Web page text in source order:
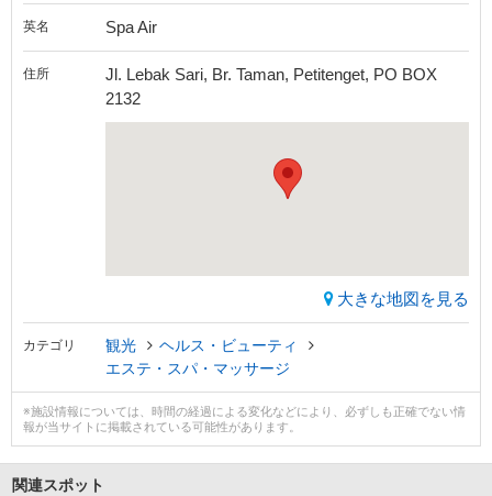
英名 Spa Air
住所
Jl. Lebak Sari, Br. Taman, Petitenget, PO BOX
2132
大きな地図を見る
カテゴリ 観光
ヘルス・ビューティ
エステ・スパ・マッサージ
※施設情報については、時間の経過による変化などにより、必ずしも正確でない情
報が当サイトに掲載されている可能性があります。
関連スポット